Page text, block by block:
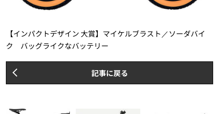
【インパクトデザイン 大賞】マイケルブラスト／ソーダバイ
ク バッグライクなバッテリー
記事に戻る